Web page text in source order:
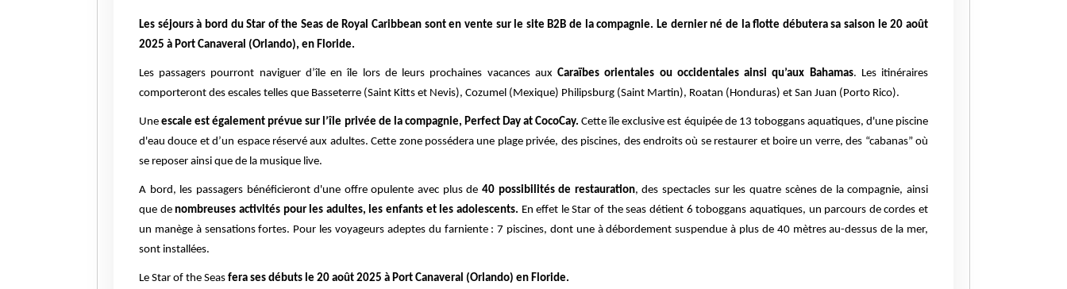
Les séjours à bord du Star of the Seas de Royal Caribbean sont en vente sur le site B2B de la compagnie. Le dernier né de la flotte débutera sa saison le 20 août
2025 à Port Canaveral (Orlando), en Floride.
Les passagers pourront naviguer d’île en île lors de leurs prochaines vacances aux Caraïbes orientales ou occidentales ainsi qu’aux Bahamas. Les itinéraires
comporteront des escales telles que Basseterre (Saint Kitts et Nevis), Cozumel (Mexique) Philipsburg (Saint Martin), Roatan (Honduras) et San Juan (Porto Rico).
Uneescale est également prévue sur l’île privée de la compagnie, Perfect Day at CocoCay. Cette île exclusive est équipée de 13 toboggans aquatiques, d'une piscine
d'eau douce et d’un espace réservé aux adultes. Cette zone possédera une plage privée, des piscines, des endroits où se restaurer et boire un verre, des “cabanas” où
se reposer ainsi que de la musique live.
A bord, les passagers bénéficieront d'une offre opulente avec plus de 40 possibilités de restauration, des spectacles sur les quatre scènes de la compagnie, ainsi
que denombreuses activités pour les adultes, les enfants et les adolescents. En effet le Star of the seas détient 6 toboggans aquatiques, un parcours de cordes et
un manège à sensations fortes. Pour les voyageurs adeptes du farniente : 7 piscines, dont une à débordement suspendue à plus de 40 mètres au-dessus de la mer,
sont installées.
Le Star of the Seas fera ses débuts le 20 août 2025 à Port Canaveral (Orlando) en Floride.